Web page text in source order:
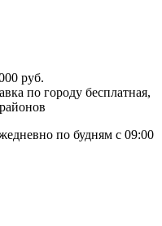
руб.
по городу бесплатная,
по будням с 09:00